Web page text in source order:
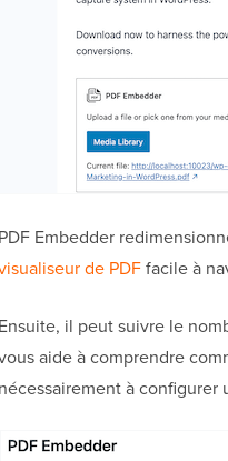
PDF Embedder
de PDFfacile à
Ensuite, il peut suivre le
aide à comprendre
nécessairement à configurer